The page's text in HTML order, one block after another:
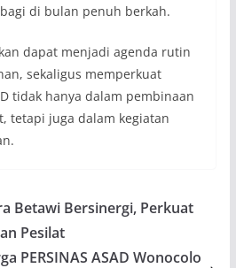
di bulan penuh berkah.
dapat menjadi agenda rutin
sekaligus memperkuat
tidak hanya dalam pembinaan
tetapi juga dalam kegiatan
Betawi Bersinergi, Perkuat
Pesilat
PERSINAS ASAD Wonocolo